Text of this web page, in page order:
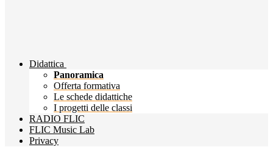
Didattica
Panoramica
Offerta formativa
Le schede didattiche
I progetti delle classi
RADIO FLIC
FLIC Music Lab
Privacy